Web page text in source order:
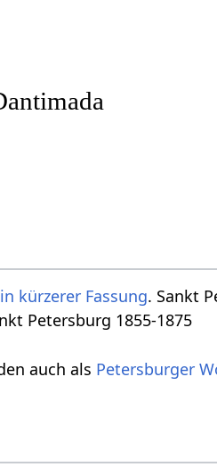
kürzerer Fassung. Sankt
Petersburg 1855-1875
auch als Petersburger